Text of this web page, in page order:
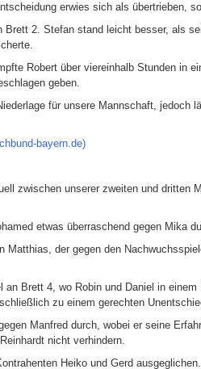
erwies sich als übertrieben,
Brett 2. Stefan stand leicht besser, als
Robert über viereinhalb Stunden in
geben.
für unsere Mannschaft,
bayern.de)
zwischen unserer zweiten und
etwas überraschend gegen Mika
Matthias, der gegen den
Brett 4, wo Robin und Daniel in
zu einem gerechten
Manfred durch, wobei er seine
nicht verhindern.
Heiko und Gerd